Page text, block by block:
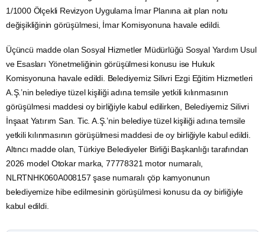
1/1000 Ölçekli Revizyon Uygulama İmar Planına ait plan notu
değişikliğinin görüşülmesi, İmar Komisyonuna havale edildi.
Üçüncü madde olan Sosyal Hizmetler Müdürlüğü Sosyal Yardım Usul
ve Esasları Yönetmeliğinin görüşülmesi konusu ise Hukuk
Komisyonuna havale edildi. Belediyemiz Silivri Ezgi Eğitim Hizmetleri
A.Ş.’nin belediye tüzel kişiliği adına temsile yetkili kılınmasının
görüşülmesi maddesi oy birliğiyle kabul edilirken, Belediyemiz Silivri
İnşaat Yatırım San. Tic. A.Ş.’nin belediye tüzel kişiliği adına temsile
yetkili kılınmasının görüşülmesi maddesi de oy birliğiyle kabul edildi.
Altıncı madde olan, Türkiye Belediyeler Birliği Başkanlığı tarafından
2026 model Otokar marka, 77778321 motor numaralı,
NLRTNHK060A008157 şase numaralı çöp kamyonunun
belediyemize hibe edilmesinin görüşülmesi konusu da oy birliğiyle
kabul edildi.